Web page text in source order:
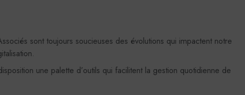
sont toujours soucieuses des évolutions qui impactent notre
une palette d’outils qui facilitent la gestion quotidienne de